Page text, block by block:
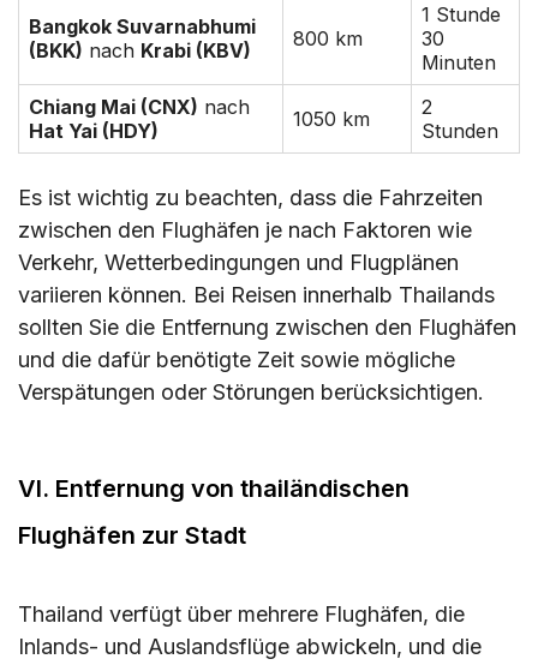
Bangkok Suvarnabhumi
(BKK) nach Krabi (KBV) 800 km
1 Stunde
30
Minuten
Chiang Mai (CNX) nach
Hat Yai (HDY)
1050 km
2
Stunden
Es ist wichtig zu beachten, dass die Fahrzeiten
zwischen den Flughäfen je nach Faktoren wie
Verkehr, Wetterbedingungen und Flugplänen
variieren können. Bei Reisen innerhalb Thailands
sollten Sie die Entfernung zwischen den Flughäfen
und die dafür benötigte Zeit sowie mögliche
Verspätungen oder Störungen berücksichtigen.
VI. Entfernung von thailändischen
Flughäfen zur Stadt
Thailand verfügt über mehrere Flughäfen, die
Inlands- und Auslandsflüge abwickeln, und die